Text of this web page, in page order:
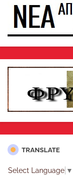
TRANSLATE
Select Language ▼